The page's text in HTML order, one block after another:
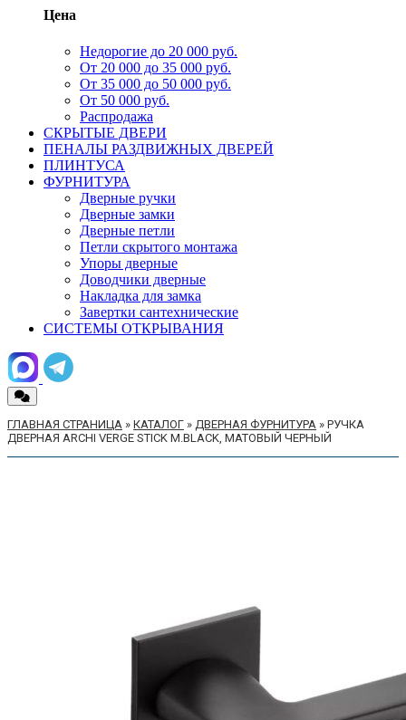
Цена
Недорогие до 20 000 руб.
От 20 000 до 35 000 руб.
От 35 000 до 50 000 руб.
От 50 000 руб.
Распродажа
СКРЫТЫЕ ДВЕРИ
ПЕНАЛЫ РАЗДВИЖНЫХ ДВЕРЕЙ
ПЛИНТУСА
ФУРНИТУРА
Дверные ручки
Дверные замки
Дверные петли
Петли скрытого монтажа
Упоры дверные
Доводчики дверные
Накладка для замка
Завертки сантехнические
СИСТЕМЫ ОТКРЫВАНИЯ
ГЛАВНАЯ СТРАНИЦА » КАТАЛОГ » ДВЕРНАЯ ФУРНИТУРА » РУЧКА
ДВЕРНАЯ ARCHI VERGE STICK M.BLACK, МАТОВЫЙ ЧЕРНЫЙ